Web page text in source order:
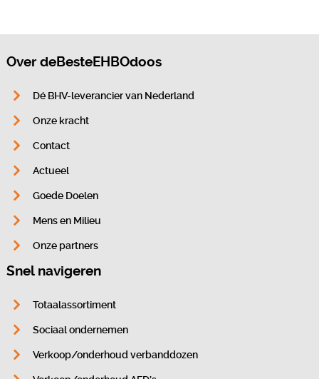
Over deBesteEHBOdoos
Dé BHV-leverancier van Nederland
Onze kracht
Contact
Actueel
Goede Doelen
Mens en Milieu
Onze partners
Snel navigeren
Totaalassortiment
Sociaal ondernemen
Verkoop/onderhoud verbanddozen